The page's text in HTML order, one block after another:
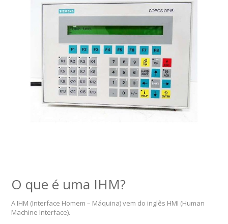
O que é uma IHM?
A IHM (Interface Homem – Máquina) vem do inglês HMI (Human
Machine Interface).